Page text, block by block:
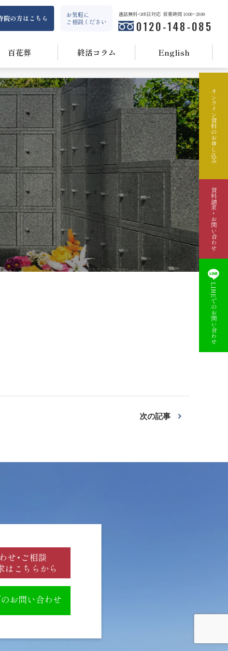
院の方はこちら
お気軽に
ご相談ください
通話無料・365日対応 営業時間 10:00~20:00
0120-148-085
百花葬 終活コラム English
次の記事
せ・ご相談
はこちらから
お問い合わせ
オンライン資料のお申し込み
資料請求・お問い合わせ
LINEでのお問い合わせ